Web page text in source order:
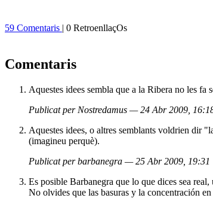
59 Comentaris | 0 RetroenllaçOs
Comentaris
Aquestes idees sembla que a la Ribera no les fa
Publicat per Nostredamus — 24 Abr 2009,
Aquestes idees, o altres semblants voldrien dir
(imagineu perquè).
Publicat per barbanegra — 25 Abr 2009, 19:31
Es posible Barbanegra que lo que dices sea
No olvides que las basuras y la concentración